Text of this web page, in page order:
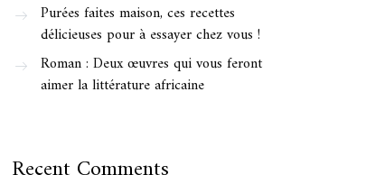
Purées faites maison, ces recettes
délicieuses pour à essayer chez vous !
Roman : Deux œuvres qui vous feront
aimer la littérature africaine